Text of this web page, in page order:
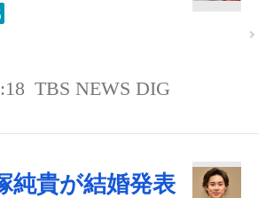
TBS NEWS DIG
純貴が結婚発表